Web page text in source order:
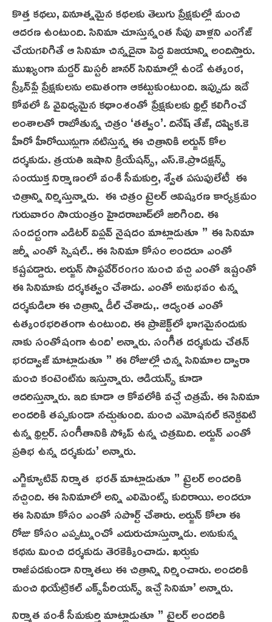
కొత్త కథలు, వినూత్నమైన కథలకు తెలుగు ప్రేక్షకుల్లో మంచి
ఆదరణ ఉంటుంది. సినిమా చూస్తున్నంత సేపు వాళ్లని ఎంగేజ్‌
చేయగలిగితే ఆ సినిమా చిన్నదైనా పెద్ద విజయాన్ని అందిస్తారు.
ముఖ్యంగా మర్డర్‌ మిస్టరీ జానర్‌ సినిమాల్లో ఉండే ఉత్కంఠ,
స్క్రీన్‌ప్లే ప్రేక్షకులను అమితంగా ఆకట్టుకుంటుంది. ఇప్పుడు ఇదే
కోవలో ఓ వైవిధ్యమైన కథాంశంతో ప్రేక్షకులకు థ్రిల్ల్‌ కలిగించే
అంశాలతో రాబోతున్న చిత్రం ‘తత్వం’. దినేష్‌ తేజ్‌, దష్విక.కె
హీరో హీరోయిన్లుగా నటిస్తున్న ఈ చిత్రానికి అర్జున్‌ కోల
దర్శకుడు. త్రయతి ఇషాని క్రియేషన్స్‌, ఎస్‌.కె.ప్రొడక్షన్స్‌
సంయుక్త నిర్మాణంలో వంశీ సీమకుర్తి, శ్వేత పసుపులేటీ ఈ
చిత్రాన్ని నిర్మిస్తున్నారు. ఈ చిత్రం ట్రైలర్‌ ఆవిష్కరణ కార్యక్రమం
గురువారం సాయంత్రం హైదరాబాద్‌లో జరిగింది. ఈ
సందర్బంగా ఎడిటర్‌ విప్లవ్‌ నైషదం మాట్లాడుతూ ” ఈ సినిమా
జర్నీ ఎంతో స్పెషల్‌.. ఈ సినిమా కోసం అందరూ ఎంతో
కష్టపడ్డారు. అర్జున్‌ సాఫ్టవేర్‌రంగం నుంచి వచ్చి ఎంతో ఇష్టంతో
ఈ సినిమాకు దర్శకత్వం చేశాడు. ఎంతో అనుభవం ఉన్న
దర్శకుడిలా ఈ చిత్రాన్ని డీల్‌ చేశాడు,. ఆద్యంత ఎంతో
ఉత్కంఠభరితంగా ఉంటుంది. ఈ ప్రాజెక్ట్‌లో భాగమైనందుకు
నాకు సంతోషంగా ఉంది’ అన్నారు. సంగీత దర్శకుడు చేతన్‌
భరద్వాజ్‌ మాట్లాడుతూ ” ఈ రోజుల్లో చిన్న సినిమాల ద్వారా
మంచి కంటెంట్‌ను ఇస్తున్నారు. ఆడియన్స్‌ కూడా
ఆదరిస్తున్నారు. ఇది కూడా ఆ కోవలోకి వచ్చే చిత్రమే. ఈ సినిమా
అందరికి తప్పకుండా నచ్చుతుంది. మంచి ఎమోషనల్‌ కనెక్టవిటి
ఉన్న థ్రిల్లర్. సంగీతానికి స్కోప్‌ ఉన్న చిత్రమిది. అర్జున్‌ ఎంతో
ప్రతిభ ఉన్న దర్శకుడు’ అన్నారు.
ఎగ్జిక్యూటివ్‌ నిర్మాత భరత్‌ మాట్లాడుతూ ” ట్రైలర్‌ అందరికి
నచ్చింది. ఈ సినిమాలో అన్ని ఎలిమెంట్స్‌ కుదిరాయి. అందరూ
ఈ సినిమా కోసం ఎంతో సపొర్ట్‌ చేశారు. అర్జున్‌ కోలా ఈ
రోజు కోసం ఎప్పట్నుంచో ఎదురుచూస్తున్నాడు. అనుకున్న
కథను మించి దర్శకుడు తెరకెక్కించాడు. ఖర్చుకు
రాజీపడకుండా నిర్మాతలు ఈ చిత్రాన్ని నిర్మించారు. అందరికి
మంచి థియేట్రికల్‌ ఎక్స్‌పీరియన్స్‌ ఇచ్చే సినిమా’ అన్నారు.
నిర్మాత వంశీ సీమకుర్తి మాట్లాడుతూ ” ట్రైలర్‌ అందరికి